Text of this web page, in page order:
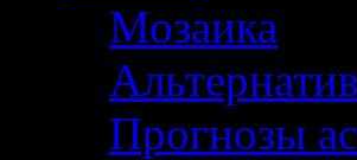
Мозаика
Прогнозы